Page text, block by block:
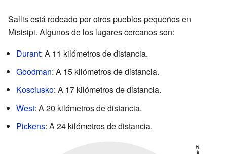
Sallis está rodeado por otros pueblos pequeños en
Misisipi. Algunos de los lugares cercanos son:
Durant: A 11 kilómetros de distancia.
Goodman: A 15 kilómetros de distancia.
Kosciusko: A 17 kilómetros de distancia.
West: A 20 kilómetros de distancia.
Pickens: A 24 kilómetros de distancia.